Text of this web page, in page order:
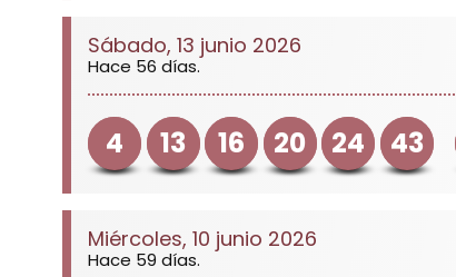
Sábado, 13 junio 2026
Hace 56 días.
4 13 16 20 24 43
Miércoles, 10 junio 2026
Hace 59 días.